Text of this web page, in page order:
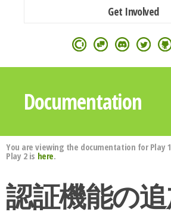
Get Involved
Documentation
You are viewing the documentation for Play
Play 2 is here.
認証機能の